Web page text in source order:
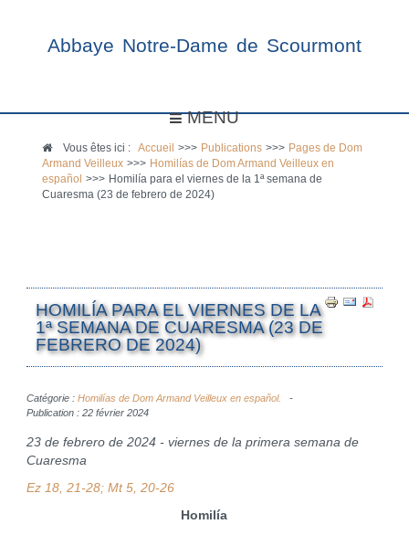
Abbaye Notre-Dame de Scourmont
MENU
Vous êtes ici :Accueil >>> Publications >>> Pages de Dom
Armand Veilleux >>> Homilías de Dom Armand Veilleux en
español
>>> Homilía para el viernes de la 1ª semana de
Cuaresma (23 de febrero de 2024)
HOMILÍA PARA EL VIERNES DE LA
1ª SEMANA DE CUARESMA (23 DE
FEBRERO DE 2024)
Catégorie : Homilías de Dom Armand Veilleux en español.
Publication : 22 février 2024
23 de febrero de 2024 - viernes de la primera semana de
Cuaresma
Ez 18, 21-28; Mt 5, 20-26
Homilía